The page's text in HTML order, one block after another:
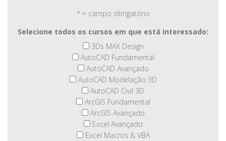
* = campo obrigatório
Selecione todos os cursos em que está interessado:
3Ds MAX Design
AutoCAD Fundamental
AutoCAD Avançado
AutoCAD Modelação 3D
AutoCAD Civil 3D
ArcGIS Fundamental
ArcGIS Avançado
Excel Avançado
Excel Macros & VBA